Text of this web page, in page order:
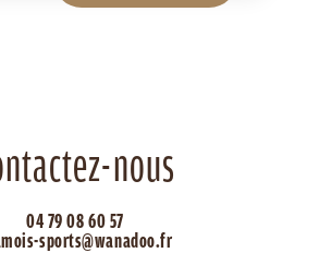
nous
04 79 08 60 57
sports@wanadoo.fr